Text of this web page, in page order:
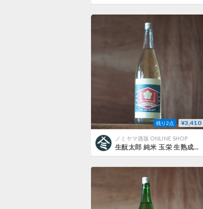
残り2点 ¥3,410
ノミヤマ酒販 ONLINE SHOP
生酛太郎 純米 玉栄 生熟成 1800ml